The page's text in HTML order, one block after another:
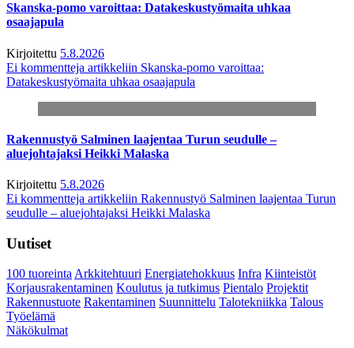
Skanska-pomo varoittaa: Datakeskustyömaita uhkaa
osaajapula
Kirjoitettu 5.8.2026
Ei kommentteja artikkeliin Skanska-pomo varoittaa:
Datakeskustyömaita uhkaa osaajapula
Rakennustyö Salminen laajentaa Turun seudulle –
aluejohtajaksi Heikki Malaska
Kirjoitettu 5.8.2026
Ei kommentteja artikkeliin Rakennustyö Salminen laajentaa Turun
seudulle – aluejohtajaksi Heikki Malaska
Uutiset
100 tuoreintaArkkitehtuuri Energiatehokkuus Infra Kiinteistöt
Korjausrakentaminen Koulutus ja tutkimus Pientalo Projektit
Rakennustuote Rakentaminen Suunnittelu Talotekniikka Talous
Työelämä
Näkökulmat